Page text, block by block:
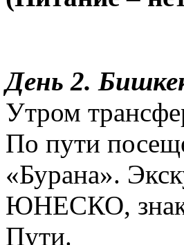
День 2.
Утром
По пути
«Бурана».
ЮНЕСКО,
Пути.